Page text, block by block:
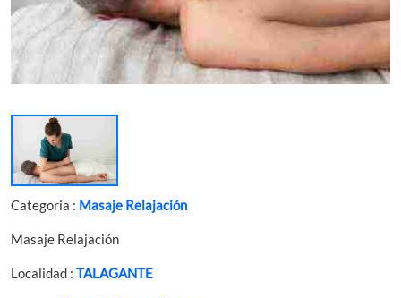
Categoria : Masaje Relajación
Masaje Relajación
Localidad : TALAGANTE